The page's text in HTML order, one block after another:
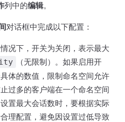
列中的编辑。
对话框中完成以下配置：
情况下，开关为关闭，表示最大
（无限制）。如果启用开
体的数值，限制命名空间允许
过多的客户端在一个命名空间
置最大会话数时，要根据实际
理配置，避免因设置过低导致